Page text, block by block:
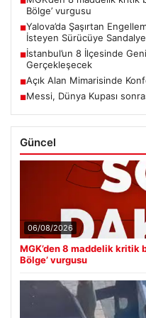
Bölge’ vurgusu
■Yalova’da Şaşırtan
İsteyen Sürücüye
■İstanbul’un 8 İlçesinde
Gerçekleşecek
■Açık Alan Mimarisinde
■Messi, Dünya Kupası
Güncel
06/08/2026
MGK’den 8 maddelik kritik
Bölge’ vurgusu